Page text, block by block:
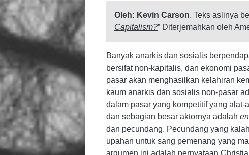
Oleh: Kevin Carson. Teks aslinya
Capitalism?” Diterjemahkan oleh
Banyak anarkis dan sosialis
bersifat non-kapitalis, dan ekonomi
pasar akan menghasilkan kelahiran
kaum anarkis dan sosialis non-pasar
dalam pasar yang kompetitif yang
dan sebagian besar aktornya adalah
dan pecundang. Pecundang yang
upahan untuk sang pemenang yang
argumen ini adalah pernyataan